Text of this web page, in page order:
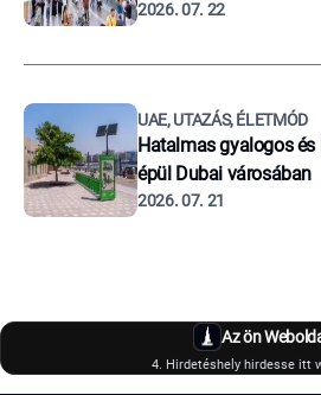
2026. 07. 22
UAE, UTAZÁS, ÉLETMÓD
Hatalmas gyalogos
épül Dubai városában
2026. 07. 21
Az ön
4. Hirdetéshely hirdesse itt